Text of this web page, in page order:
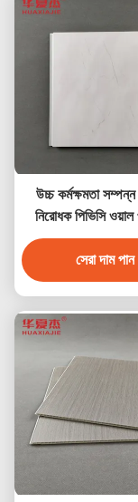
উচ্চ কর্মক্ষমতা
নিরোধক পিভিসি ওয়াল
মার্বেল ডিজাইন
সেরা দাম পান